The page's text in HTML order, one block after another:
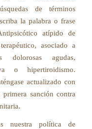
de términos
la palabra o frase
atípido de
asociado a
dolorosas agudas,
o hipertiroidismo.
actualizado con
sanción contra
nuestra política de